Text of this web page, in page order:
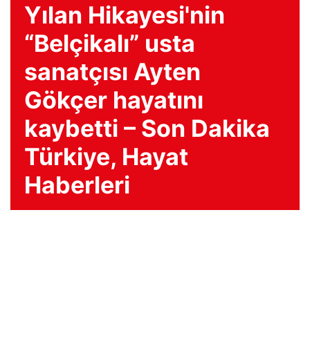
Yılan Hikayesi'nin
“Belçikalı” usta
sanatçısı Ayten
Gökçer hayatını
kaybetti – Son Dakika
Türkiye, Hayat
Haberleri